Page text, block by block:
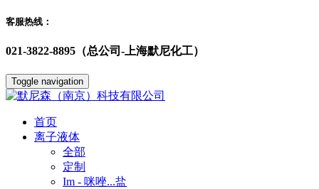
客服热线：
021-3822-8895（总公司-上海默尼化工）
Toggle navigation
首页
离子液体
全部
定制
Im - 咪唑...盐